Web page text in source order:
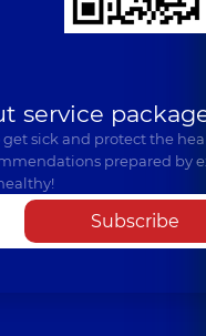
service
sick and protect the
prepared by
Subscribe